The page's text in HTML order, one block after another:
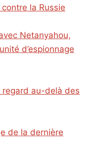
la Russie
Netanyahou,
d’espionnage
regard au-delà des
de la dernière